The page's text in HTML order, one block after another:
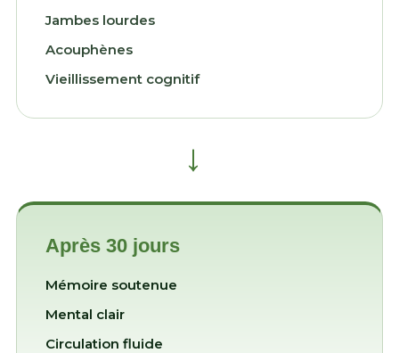
Jambes lourdes
Acouphènes
Vieillissement cognitif
→
Après 30 jours
Mémoire soutenue
Mental clair
Circulation fluide